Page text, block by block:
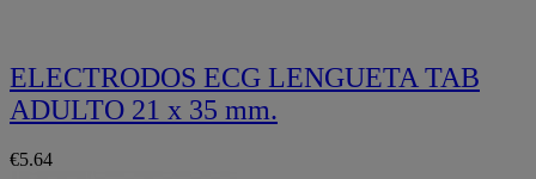
ELECTRODOS ECG LENGUETA TAB
ADULTO 21 x 35 mm.
€5.64